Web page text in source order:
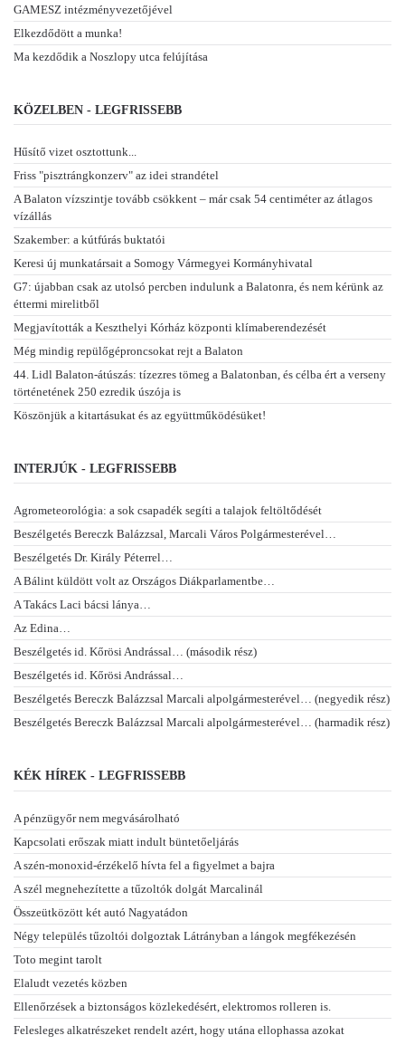
GAMESZ intézményvezetőjével
Elkezdődött a munka!
Ma kezdődik a Noszlopy utca felújítása
KÖZELBEN - LEGFRISSEBB
Hűsítő vizet osztottunk...
Friss "pisztrángkonzerv" az idei strandétel
A Balaton vízszintje tovább csökkent – már csak 54 centiméter az átlagos
vízállás
Szakember: a kútfúrás buktatói
Keresi új munkatársait a Somogy Vármegyei Kormányhivatal
G7: újabban csak az utolsó percben indulunk a Balatonra, és nem kérünk az
éttermi mirelitből
Megjavították a Keszthelyi Kórház központi klímaberendezését
Még mindig repülőgéproncsokat rejt a Balaton
44. Lidl Balaton-átúszás: tízezres tömeg a Balatonban, és célba ért a verseny
történetének 250 ezredik úszója is
Köszönjük a kitartásukat és az együttműködésüket!
INTERJÚK - LEGFRISSEBB
Agrometeorológia: a sok csapadék segíti a talajok feltöltődését
Beszélgetés Bereczk Balázzsal, Marcali Város Polgármesterével…
Beszélgetés Dr. Király Péterrel…
A Bálint küldött volt az Országos Diákparlamentbe…
A Takács Laci bácsi lánya…
Az Edina…
Beszélgetés id. Kőrösi Andrással… (második rész)
Beszélgetés id. Kőrösi Andrással…
Beszélgetés Bereczk Balázzsal Marcali alpolgármesterével… (negyedik rész)
Beszélgetés Bereczk Balázzsal Marcali alpolgármesterével… (harmadik rész)
KÉK HÍREK - LEGFRISSEBB
A pénzügyőr nem megvásárolható
Kapcsolati erőszak miatt indult büntetőeljárás
A szén-monoxid-érzékelő hívta fel a figyelmet a bajra
A szél megnehezítette a tűzoltók dolgát Marcalinál
Összeütközött két autó Nagyatádon
Négy település tűzoltói dolgoztak Látrányban a lángok megfékezésén
Toto megint tarolt
Elaludt vezetés közben
Ellenőrzések a biztonságos közlekedésért, elektromos rolleren is.
Felesleges alkatrészeket rendelt azért, hogy utána ellophassa azokat